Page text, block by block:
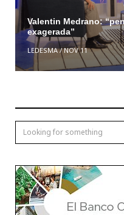
Valentin Medrano:
exagerada”
LEDESMA/NOV 11